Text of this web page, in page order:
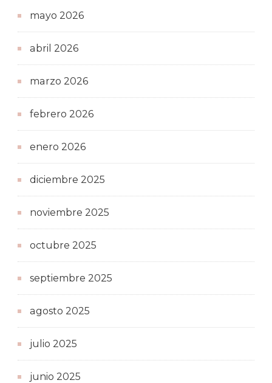
mayo 2026
abril 2026
marzo 2026
febrero 2026
enero 2026
diciembre 2025
noviembre 2025
octubre 2025
septiembre 2025
agosto 2025
julio 2025
junio 2025